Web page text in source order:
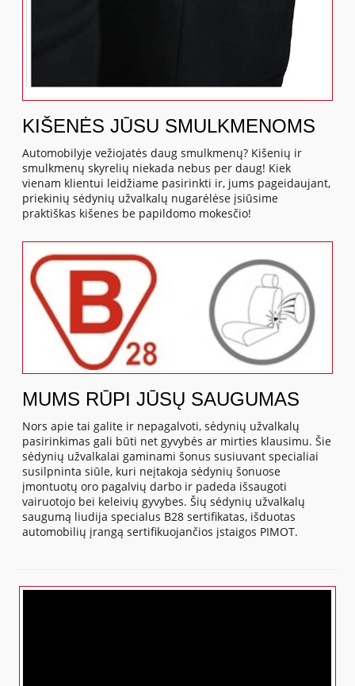
KIŠENĖS JŪSU SMULKMENOMS
Automobilyje vežiojatės daug smulkmenų? Kišenių ir
smulkmenų skyrelių niekada nebus per daug! Kiek
vienam klientui leidžiame pasirinkti ir, jums pageidaujant,
priekinių sėdynių užvalkalų nugarėlėse įsiūsime
praktiškas kišenes be papildomo mokesčio!
MUMS RŪPI JŪSŲ SAUGUMAS
Nors apie tai galite ir nepagalvoti, sėdynių užvalkalų
pasirinkimas gali būti net gyvybės ar mirties klausimu. Šie
sėdynių užvalkalai gaminami šonus susiuvant specialiai
susilpninta siūle, kuri neįtakoja sėdynių šonuose
įmontuotų oro pagalvių darbo ir padeda išsaugoti
vairuotojo bei keleivių gyvybes. Šių sėdynių užvalkalų
saugumą liudija specialus B28 sertifikatas, išduotas
automobilių įrangą sertifikuojančios įstaigos PIMOT.